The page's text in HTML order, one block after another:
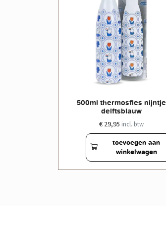
500ml thermosfles nijntje
delftsblauw
€ 29,95 incl. btw
toevoegen aan
winkelwagen